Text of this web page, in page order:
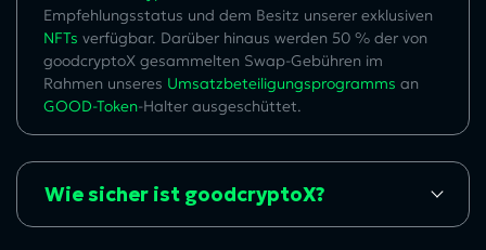
Empfehlungsstatus und dem Besitz unserer exklusiven
NFTs verfügbar. Darüber hinaus werden 50 % der von
goodcryptoX gesammelten Swap-Gebühren im
Rahmen unseres Umsatzbeteiligungsprogramms an
GOOD-Token-Halter ausgeschüttet.
Wie sicher ist goodcryptoX?